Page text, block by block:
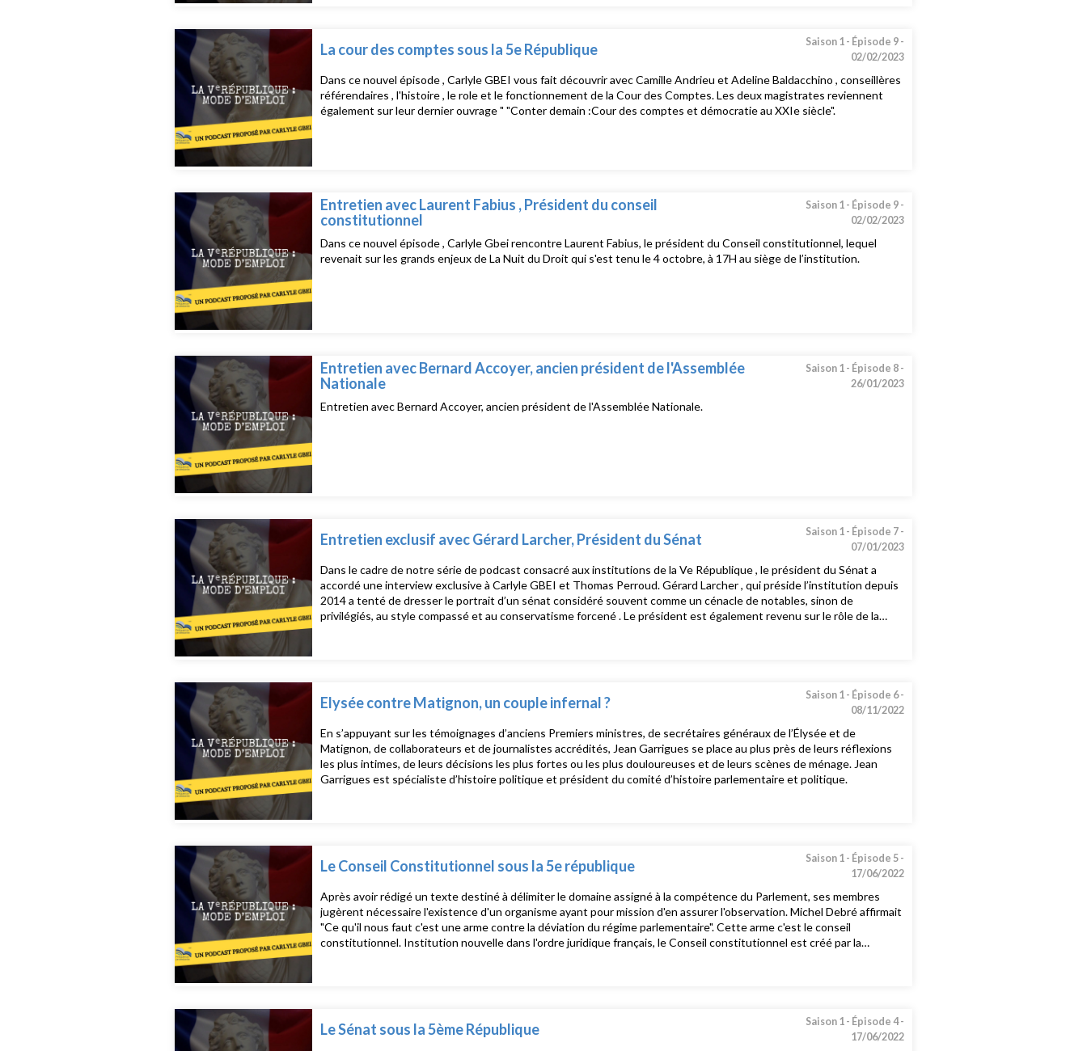
La cour des comptes sous la 5e République Saison 1 - Épisode 9 -
02/02/2023
Dans ce nouvel épisode , Carlyle GBEI vous fait découvrir avec Camille Andrieu et Adeline Baldacchino , conseillères
référendaires , l'histoire , le role et le fonctionnement de la Cour des Comptes. Les deux magistrates reviennent
également sur leur dernier ouvrage " "Conter demain :Cour des comptes et démocratie au XXIe siècle".
Entretien avec Laurent Fabius , Président du conseil
constitutionnel
Saison 1 - Épisode 9 -
02/02/2023
Dans ce nouvel épisode , Carlyle Gbei rencontre Laurent Fabius, le président du Conseil constitutionnel, lequel
revenait sur les grands enjeux de La Nuit du Droit qui s'est tenu le 4 octobre, à 17H au siège de l’institution.
Entretien avec Bernard Accoyer, ancien président de l'Assemblée
Nationale
Saison 1 - Épisode 8 -
26/01/2023
Entretien avec Bernard Accoyer, ancien président de l'Assemblée Nationale.
Entretien exclusif avec Gérard Larcher, Président du Sénat Saison 1 - Épisode 7 -
07/01/2023
Dans le cadre de notre série de podcast consacré aux institutions de la Ve République , le président du Sénat a
accordé une interview exclusive à Carlyle GBEI et Thomas Perroud. Gérard Larcher , qui préside l’institution depuis
2014 a tenté de dresser le portrait d’un sénat considéré souvent comme un cénacle de notables, sinon de
privilégiés, au style compassé et au conservatisme forcené . Le président est également revenu sur le rôle de la
Elysée contre Matignon, un couple infernal ? Saison 1 - Épisode 6 -
08/11/2022
En s’appuyant sur les témoignages d’anciens Premiers ministres, de secrétaires généraux de l’Élysée et de
Matignon, de collaborateurs et de journalistes accrédités, Jean Garrigues se place au plus près de leurs réflexions
les plus intimes, de leurs décisions les plus fortes ou les plus douloureuses et de leurs scènes de ménage. Jean
Garrigues est spécialiste d’histoire politique et président du comité d’histoire parlementaire et politique.
Le Conseil Constitutionnel sous la 5e république Saison 1 - Épisode 5 -
17/06/2022
Après avoir rédigé un texte destiné à délimiter le domaine assigné à la compétence du Parlement, ses membres
jugèrent nécessaire l'existence d'un organisme ayant pour mission d'en assurer l'observation. Michel Debré affirmait
"Ce qu'il nous faut c'est une arme contre la déviation du régime parlementaire". Cette arme c'est le conseil
constitutionnel. Institution nouvelle dans l'ordre juridique français, le Conseil constitutionnel est créé par la
Le Sénat sous la 5ème République Saison 1 - Épisode 4 -
17/06/2022